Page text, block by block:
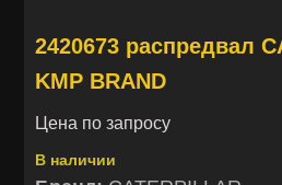
2420673 распредвал
KMP BRAND
Цена по запросу
В наличии